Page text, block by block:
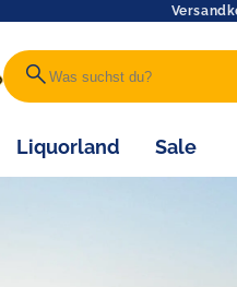
search
Liquorland Sale